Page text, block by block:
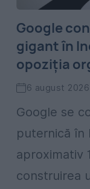
Google
gigant în
opoziția
6 august 2026
Google se
puternică în
aproximativ
construirea